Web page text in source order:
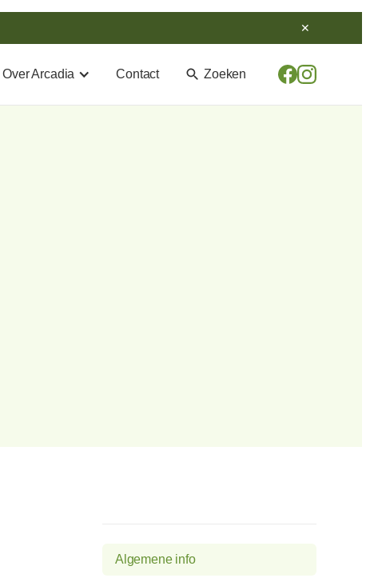
✕
Over Arcadia Contact search Zoeken
Algemene info